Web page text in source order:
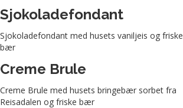
Sjokoladefondant
Sjokoladefondant med husets vaniljeis og friske
bær
Creme Brule
Creme Brule med husets bringebær sorbet fra
Reisadalen og friske bær